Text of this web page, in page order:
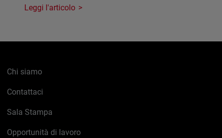
Leggi l'articolo
Chi siamo
Contattaci
Sala Stampa
Opportunità di lavoro